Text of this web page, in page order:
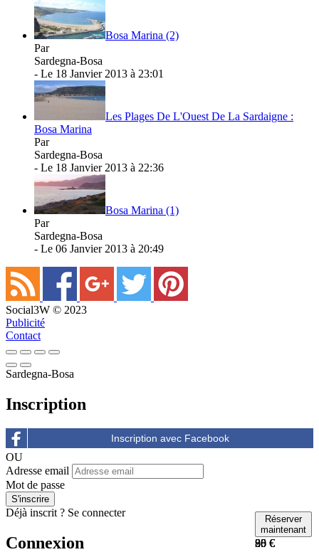
Réserver
maintenant
50 €
Réserver
maintenant
88 €
Réserver
maintenant
90 €
Réserver
maintenant
25 €
Bosa Marina (2)
Par
Sardegna-Bosa
- Le 18 Janvier 2013 à 23:01
Les Plages De L'Ouest De La Sardaigne :
Bosa Marina
Par
Sardegna-Bosa
- Le 18 Janvier 2013 à 22:36
Bosa Marina (1)
Par
Sardegna-Bosa
- Le 06 Janvier 2013 à 20:49
Social3W © 2023
Publicité
Contact
Sardegna-Bosa
Inscription
OU
Adresse email
Mot de passe
Déjà inscrit ? Se connecter
Connexion